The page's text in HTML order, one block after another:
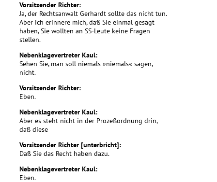
Vorsitzender Richter:
Ja, der Rechtsanwalt Gerhardt sollte das nicht tun.
Aber ich erinnere mich, daß Sie einmal gesagt
haben, Sie wollten an SS-Leute keine Fragen
stellen.
Nebenklagevertreter Kaul:
Sehen Sie, man soll niemals »niemals« sagen,
nicht.
Vorsitzender Richter:
Eben.
Nebenklagevertreter Kaul:
Aber es steht nicht in der Prozeßordnung drin,
daß diese
Vorsitzender Richter [unterbricht]:
Daß Sie das Recht haben dazu.
Nebenklagevertreter Kaul:
Eben.